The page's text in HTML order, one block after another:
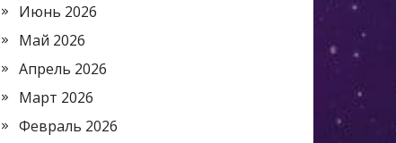
Июнь 2026
Май 2026
Апрель 2026
Март 2026
Февраль 2026